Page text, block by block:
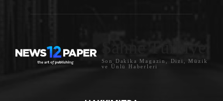
Sahne Türkiye
Son Dakika Magazin, Dizi, Müzik
ve Ünlü Haberleri